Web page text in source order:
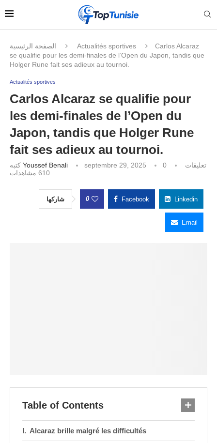
الصفحة الرئيسية Actualités sportives
Carlos Alcaraz
se qualifie pour les demi-finales de l’Open du Japon, tandis que
Holger Rune fait ses adieux au tournoi.
Actualités sportives
Carlos Alcaraz se qualifie pour
les demi-finales de l’Open du
Japon, tandis que Holger Rune
fait ses adieux au tournoi.
Youssef Benali septembre 29, 2025
0 تعليقات
610 مشاهدات
شاركها 0 Facebook Linkedin
Email
Table of Contents
Alcaraz brille malgré les difficultés